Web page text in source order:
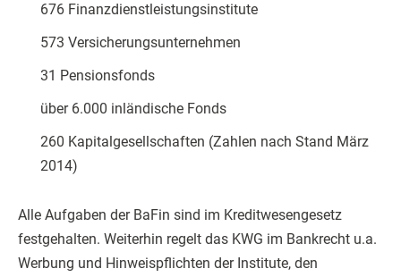
676 Finanzdienstleistungsinstitute
573 Versicherungsunternehmen
31 Pensionsfonds
über 6.000 inländische Fonds
260 Kapitalgesellschaften (Zahlen nach Stand März
2014)
Alle Aufgaben der BaFin sind im Kreditwesengesetz
festgehalten. Weiterhin regelt das KWG im Bankrecht u.a.
Werbung und Hinweispflichten der Institute, den